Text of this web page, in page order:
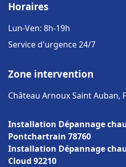
Horaires
Lun-Ven: 8h-19h
Service d'urgence 24/7
Zone intervention
Château Arnoux Saint Auban,
Installation Dépannage
Pontchartrain 78760
Installation Dépannage
Cloud 92210